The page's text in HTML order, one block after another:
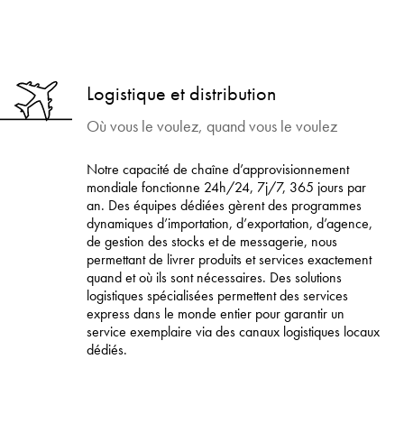
Logistique et distribution
Où vous le voulez, quand vous le voulez
Notre capacité de chaîne d’approvisionnement
mondiale fonctionne 24h/24, 7j/7, 365 jours par
an. Des équipes dédiées gèrent des programmes
dynamiques d’importation, d’exportation, d’agence,
de gestion des stocks et de messagerie, nous
permettant de livrer produits et services exactement
quand et où ils sont nécessaires. Des solutions
logistiques spécialisées permettent des services
express dans le monde entier pour garantir un
service exemplaire via des canaux logistiques locaux
dédiés.